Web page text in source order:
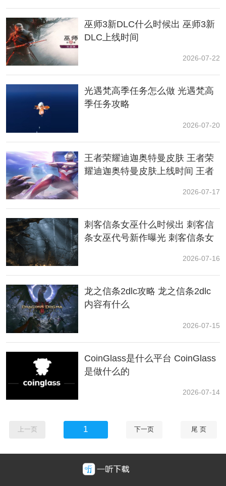
巫师3新DLC什么时候出 巫师3新
DLC上线时间
2026-07-22
光遇梵高季任务怎么做 光遇梵高
季任务攻略
2026-07-20
王者荣耀迪迦奥特曼皮肤 王者荣
耀迪迦奥特曼皮肤上线时间 王者
2026-07-17
刺客信条女巫什么时候出 刺客信
条女巫代号新作曝光 刺客信条女
2026-07-16
龙之信条2dlc攻略 龙之信条2dlc
内容有什么
2026-07-15
CoinGlass是什么平台 CoinGlass
是做什么的
2026-07-14
上一页 1 下一页 尾 页